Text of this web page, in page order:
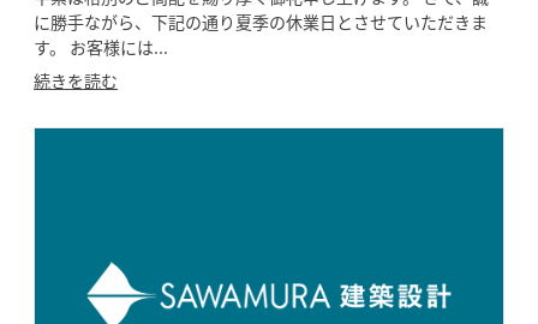
に勝手ながら、下記の通り夏季の休業日とさせていただきま
す。 お客様には...
続きを読む